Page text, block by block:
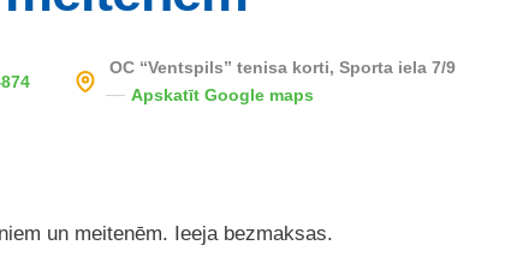
OC “Ventspils” tenisa korti, Sporta iela 7/9
Apskatīt Google maps
un meitenēm. Ieeja bezmaksas.